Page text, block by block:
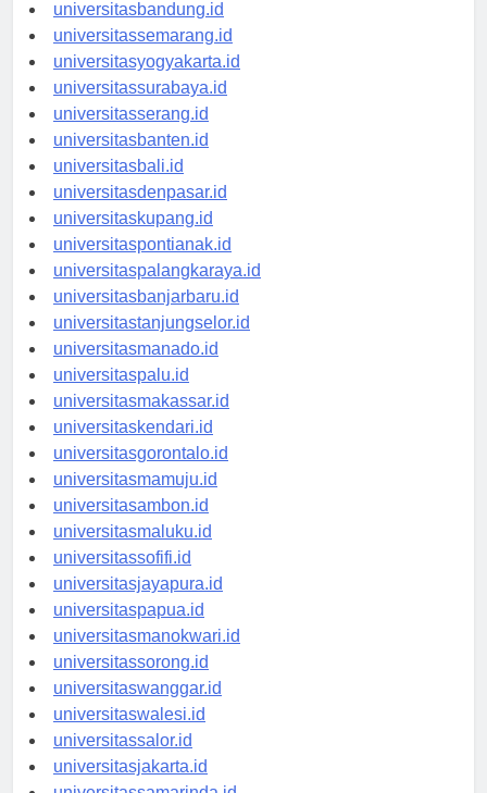
universitasbandung.id
universitassemarang.id
universitasyogyakarta.id
universitassurabaya.id
universitasserang.id
universitasbanten.id
universitasbali.id
universitasdenpasar.id
universitaskupang.id
universitaspontianak.id
universitaspalangkaraya.id
universitasbanjarbaru.id
universitastanjungselor.id
universitasmanado.id
universitaspalu.id
universitasmakassar.id
universitaskendari.id
universitasgorontalo.id
universitasmamuju.id
universitasambon.id
universitasmaluku.id
universitassofifi.id
universitasjayapura.id
universitaspapua.id
universitasmanokwari.id
universitassorong.id
universitaswanggar.id
universitaswalesi.id
universitassalor.id
universitasjakarta.id